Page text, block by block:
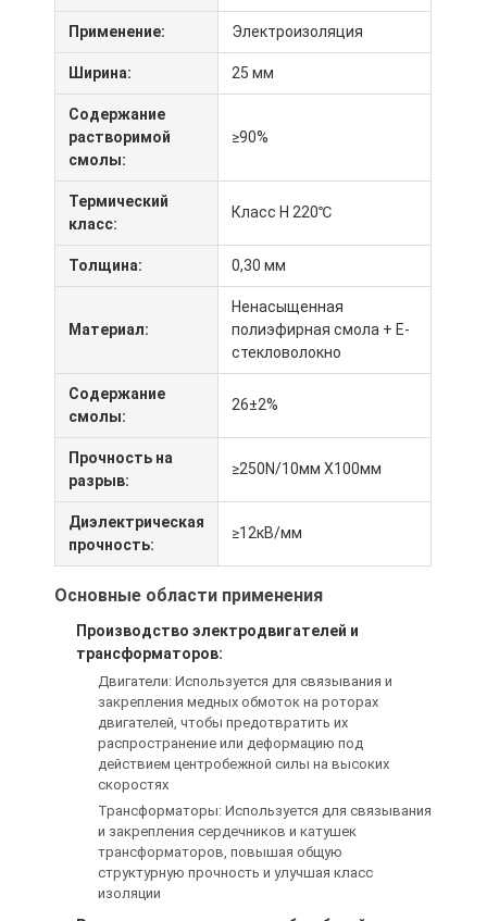
О нас
Путешествие фабрики
Проверка качества
Свяжитесь мы
Слипчивая лента изоляции
Лента изоляции стеклянной ткани
Теплостойкая лента изоляции
Клейкая лента стеклянной ткани
Клейкая лента фильма Polyimide
Клейкая лента алюминиевой фольги
Применение: Электроизоляция
Ширина: 25 мм
Содержание
растворимой
смолы:
≥90%
Термический
класс:
Класс H 220℃
Толщина: 0,30 мм
Материал:
Ненасыщенная
полиэфирная смола + E-
стекловолокно
Содержание
смолы:
26±2%
Прочность на
разрыв:
≥250N/10мм X100мм
Диэлектрическая
прочность:
≥12кВ/мм
Основные области применения
Производство электродвигателей и
трансформаторов:
Двигатели: Используется для связывания и
закрепления медных обмоток на роторах
двигателей, чтобы предотвратить их
распространение или деформацию под
действием центробежной силы на высоких
скоростях
Трансформаторы: Используется для связывания
и закрепления сердечников и катушек
трансформаторов, повышая общую
структурную прочность и улучшая класс
изоляции